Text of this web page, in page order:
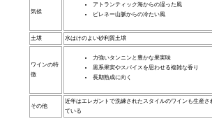
気候
アトランティック海からの湿った風
ピレネー山脈からの冷たい風
土壌 水はけのよい砂利質土壌
ワインの特
徴
力強いタンニンと豊かな果実味
黒系果実やスパイスを思わせる複雑な香り
長期熟成に向く
その他
近年はエレガントで洗練されたスタイルのワインも生産さ
ている